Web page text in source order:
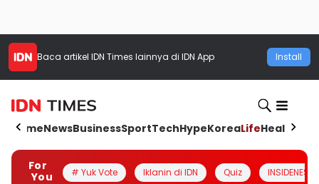
Baca artikel IDN Times lainnya di IDN App Install
HomeNewsBusinessSportTechHypeKoreaLifeHealth
For
You
# Yuk Vote Iklanin di IDN Quiz INSIDENESIA